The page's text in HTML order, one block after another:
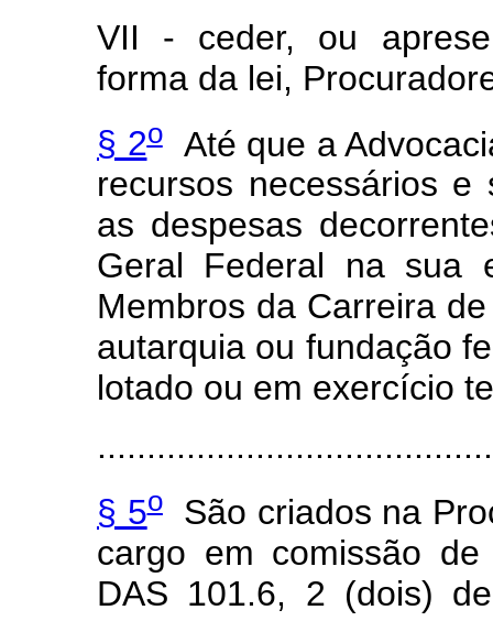
VII - ceder, ou
forma da lei,
§ 2oAté que a
recursos necessários e
as despesas
Geral Federal na sua
Membros da Carreira
autarquia ou fundação
lotado ou em exercício
§ 5oSão criados na
cargo em comissão de
DAS 101.6, 2 (dois)